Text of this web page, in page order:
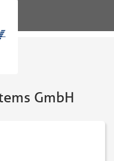
GmbH